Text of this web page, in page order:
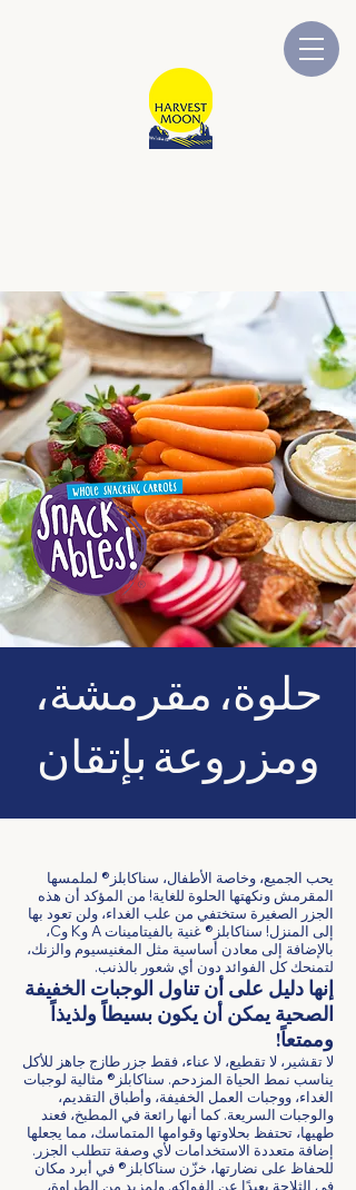
حلوة، مقرمشة،
ومزروعة بإتقان
يحب الجميع، وخاصة الأطفال، سناكابلز® لملمسها
المقرمش ونكهتها الحلوة للغاية! من المؤكد أن هذه
الجزر الصغيرة ستختفي من علب الغداء، ولن تعود بها
إلى المنزل! سناكابلز® غنية بالفيتامينات A وK وC،
بالإضافة إلى معادن أساسية مثل المغنيسيوم والزنك،
لتمنحك كل الفوائد دون أي شعور بالذنب.
إنها دليل على أن تناول الوجبات الخفيفة
الصحية يمكن أن يكون بسيطاً ولذيذاً
وممتعاً!
لا تقشير، لا تقطيع، لا عناء، فقط جزر طازج جاهز للأكل
يناسب نمط الحياة المزدحم. سناكابلز® مثالية لوجبات
الغداء، ووجبات العمل الخفيفة، وأطباق التقديم،
والوجبات السريعة. كما أنها رائعة في المطبخ، فعند
طهيها، تحتفظ بحلاوتها وقوامها المتماسك، مما يجعلها
إضافة متعددة الاستخدامات لأي وصفة تتطلب الجزر.
للحفاظ على نضارتها، خزّن سناكابلز® في أبرد مكان
في الثلاجة بعيدًا عن الفواكه. ولمزيد من الطراوة،